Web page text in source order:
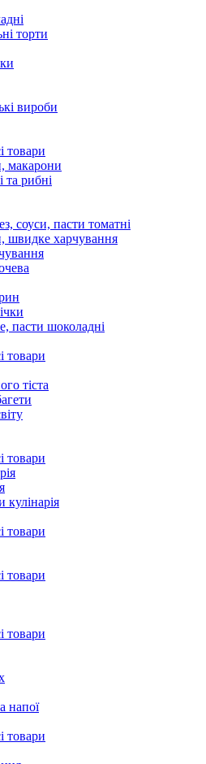
торти
вироби
товари
макарони
та рибні
соуси, пасти томатні
швидке харчування
пасти шоколадні
товари
тіста
товари
кулінарія
товари
товари
товари
напої
товари